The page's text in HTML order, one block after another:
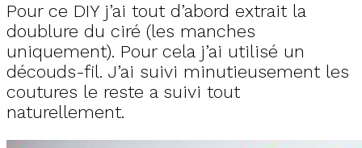
Pour ce DIY j’ai tout d’abord extrait la
doublure du ciré (les manches
uniquement). Pour cela j’ai utilisé un
découds-fil. J’ai suivi minutieusement les
coutures le reste a suivi tout
naturellement.